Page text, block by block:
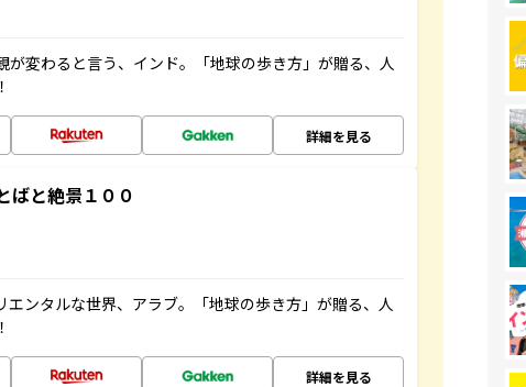
変わると言う、インド。「地球の歩き方」が贈る、人
詳細を見る
ばと絶景１００
ンタルな世界、アラブ。「地球の歩き方」が贈る、人
詳細を見る